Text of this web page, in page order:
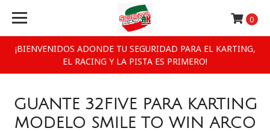
¡BIENVENIDOS ADONDE TU SEGURIDAD PARA EL KARTING,
EL RACING Y LA PISTA ES PRIMERO!
0
GUANTE 32FIVE PARA KARTING
MODELO SMILE TO WIN ARCO